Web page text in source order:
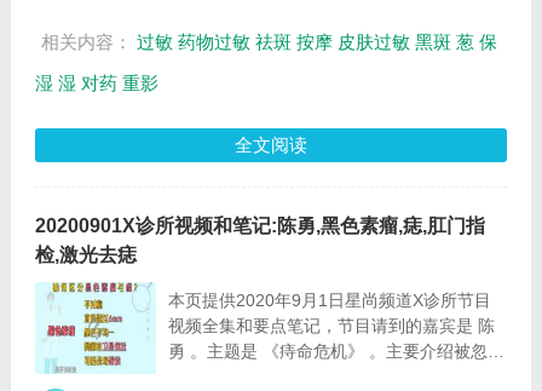
相关内容： 过敏 药物过敏 祛斑 按摩 皮肤过敏 黑斑 葱 保
湿 湿 对药 重影
全文阅读
20200901X诊所视频和笔记:陈勇,黑色素瘤,痣,肛门指
检,激光去痣
本页提供2020年9月1日星尚频道X诊所节目
视频全集和要点笔记，节目请到的嘉宾是 陈
勇 。主题是 《痔命危机》 。主要介绍被忽略